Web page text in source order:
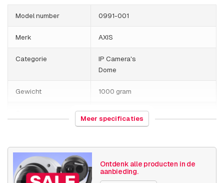
Model number 0991-001
Merk AXIS
Categorie
IP Camera's
Dome
Gewicht 1000 gram
Buiten camera
Ingebouwde infrarood
Axis Series
Publicatiedatum 18-07-2019
Meer specificaties
Ontdenk alle producten in de
aanbieding.